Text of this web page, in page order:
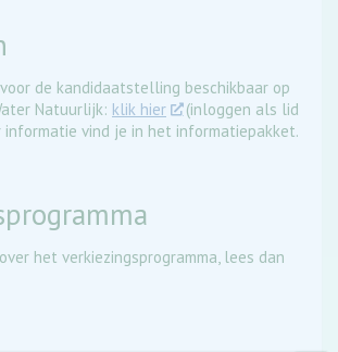
de kandidaatstelling beschikbaar op
Natuurlijk: klik hier
(inloggen als lid
informatie vind je in het informatiepakket.
het verkiezingsprogramma, lees dan